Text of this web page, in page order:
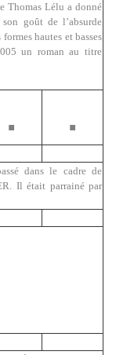
Thomas Lélu a donné
goût de l’absurde
hautes et basses
un roman au titre
. .
dans le cadre de
Il était parrainé par